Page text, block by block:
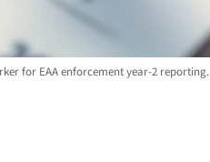
for EAA enforcement year-2 reporting.